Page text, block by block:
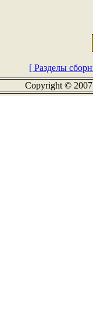
[ Разделы
Copyright ©